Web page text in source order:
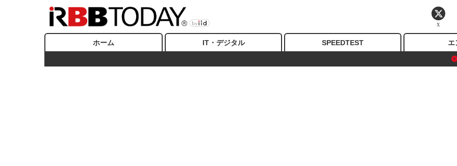
ホーム IT・デジタル SPEEDTEST エ
X